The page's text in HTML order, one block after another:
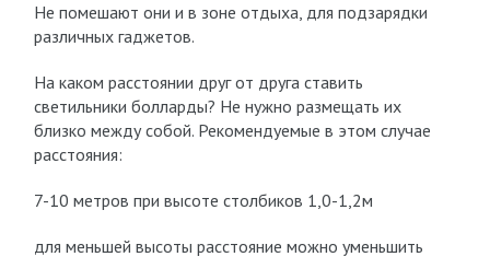
Не помешают они и в зоне отдыха, для подзарядки
различных гаджетов.
На каком расстоянии друг от друга ставить
светильники болларды? Не нужно размещать их
близко между собой. Рекомендуемые в этом случае
расстояния:
7-10 метров при высоте столбиков 1,0-1,2м
для меньшей высоты расстояние можно уменьшить